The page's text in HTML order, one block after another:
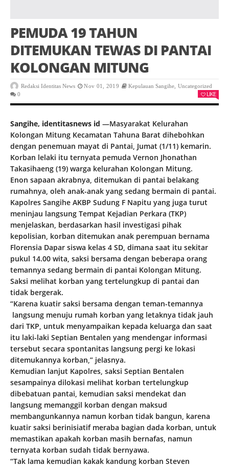
PEMUDA 19 TAHUN
DITEMUKAN TEWAS DI PANTAI
KOLONGAN MITUNG
Redaksi Identitas News Nov 01, 2019 Kepulauan Sangihe Uncategorized
0
LIKE
Sangihe, identitasnews id —Masyarakat Kelurahan
Kolongan Mitung Kecamatan Tahuna Barat dihebohkan
dengan penemuan mayat di Pantai, Jumat (1/11) kemarin.
Korban lelaki itu ternyata pemuda Vernon Jhonathan
Takasihaeng (19) warga kelurahan Kolongan Mitung.
Enon sapaan akrabnya, ditemukan di pantai belakang
rumahnya, oleh anak-anak yang sedang bermain di pantai.
Kapolres Sangihe AKBP Sudung F Napitu yang juga turut
meninjau langsung Tempat Kejadian Perkara (TKP)
menjelaskan, berdasarkan hasil investigasi pihak
kepolisian, korban ditemukan anak perempuan bernama
Florensia Dapar siswa kelas 4 SD, dimana saat itu sekitar
pukul 14.00 wita, saksi bersama dengan beberapa orang
temannya sedang bermain di pantai Kolongan Mitung.
Saksi melihat korban yang tertelungkup di pantai dan
tidak bergerak.
“Karena kuatir saksi bersama dengan teman-temannya
langsung menuju rumah korban yang letaknya tidak jauh
dari TKP, untuk menyampaikan kepada keluarga dan saat
itu laki-laki Septian Bentalen yang mendengar informasi
tersebut secara spontanitas langsung pergi ke lokasi
ditemukannya korban,” jelasnya.
Kemudian lanjut Kapolres, saksi Septian Bentalen
sesampainya dilokasi melihat korban tertelungkup
dibebatuan pantai, kemudian saksi mendekat dan
langsung memanggil korban dengan maksud
membangunkannya namun korban tidak bangun, karena
kuatir saksi berinisiatif meraba bagian dada korban, untuk
memastikan apakah korban masih bernafas, namun
ternyata korban sudah tidak bernyawa.
“Tak lama kemudian kakak kandung korban Steven